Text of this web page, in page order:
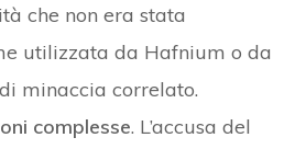
che non era stata
utilizzata da Hafnium o da
minaccia correlato.
complesse. L’accusa del